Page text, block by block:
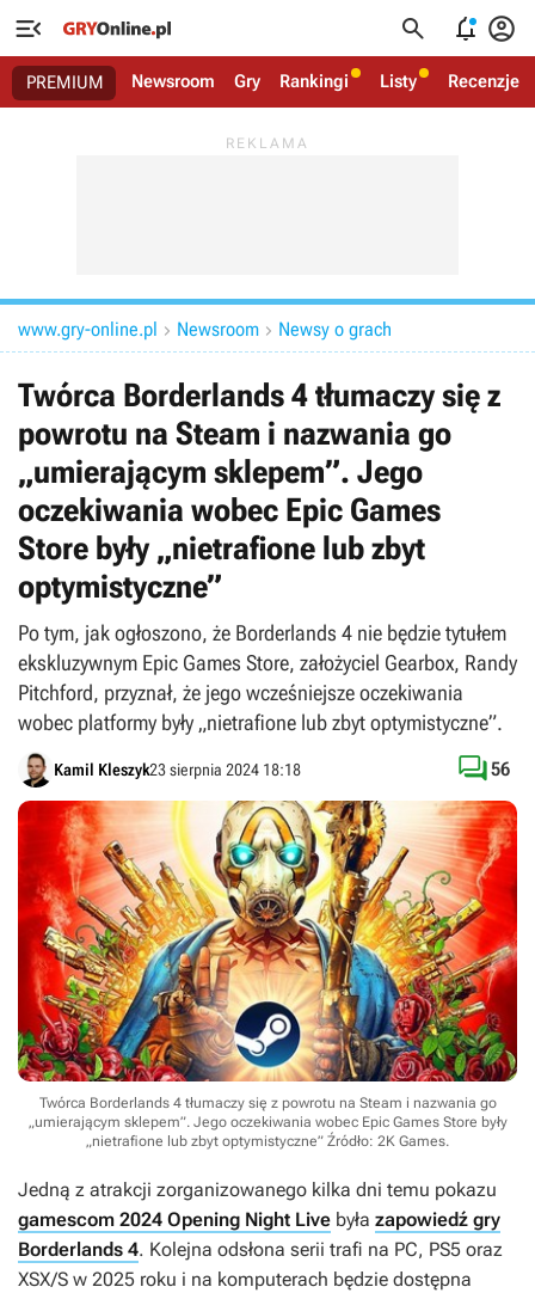
   
PREMIUM Newsroom Gry Rankingi Listy Recenzje
www.gry-online.pl  Newsroom  Newsy o grach
Twórca Borderlands 4 tłumaczy się z
powrotu na Steam i nazwania go
„umierającym sklepem”. Jego
oczekiwania wobec Epic Games
Store były „nietrafione lub zbyt
optymistyczne”
Po tym, jak ogłoszono, że Borderlands 4 nie będzie tytułem
ekskluzywnym Epic Games Store, założyciel Gearbox, Randy
Pitchford, przyznał, że jego wcześniejsze oczekiwania
wobec platformy były „nietrafione lub zbyt optymistyczne”.
Kamil Kleszyk23 sierpnia 2024 18:18 56
Twórca Borderlands 4 tłumaczy się z powrotu na Steam i nazwania go
„umierającym sklepem”. Jego oczekiwania wobec Epic Games Store były
„nietrafione lub zbyt optymistyczne” Źródło: 2K Games.
Jedną z atrakcji zorganizowanego kilka dni temu pokazu
gamescom 2024 Opening Night Live była zapowiedź gry
Borderlands 4. Kolejna odsłona serii trafi na PC, PS5 oraz
XSX/S w 2025 roku i na komputerach będzie dostępna